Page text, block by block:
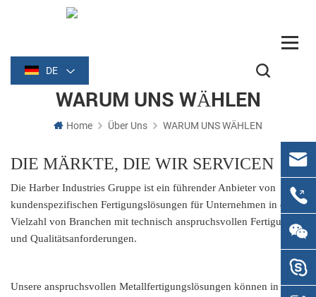
DE
WARUM UNS WÄHLEN
Home Über Uns WARUM UNS WÄHLEN
DIE MÄRKTE, DIE WIR SERVICEN
Die Harber Industries Gruppe ist ein führender Anbieter von
kundenspezifischen Fertigungslösungen für Unternehmen in einer
Vielzahl von Branchen mit technisch anspruchsvollen Fertigungs-
und Qualitätsanforderungen.
Unsere anspruchsvollen Metallfertigungslösungen können in